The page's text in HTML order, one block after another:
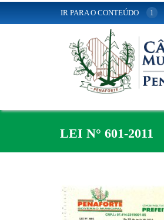
IR PARA O CONTEÚDO 1
LEI N° 601-2011